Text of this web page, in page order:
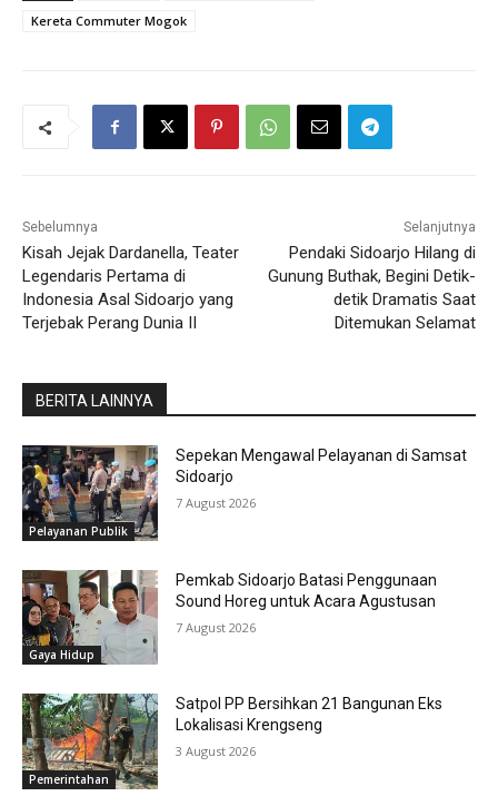
Kereta Commuter Mogok
Sebelumnya
Kisah Jejak Dardanella, Teater
Legendaris Pertama di
Indonesia Asal Sidoarjo yang
Terjebak Perang Dunia II
Selanjutnya
Pendaki Sidoarjo Hilang di
Gunung Buthak, Begini Detik-
detik Dramatis Saat
Ditemukan Selamat
BERITA LAINNYA
Pelayanan Publik
Sepekan Mengawal Pelayanan di Samsat
Sidoarjo
7 August 2026
Gaya Hidup
Pemkab Sidoarjo Batasi Penggunaan
Sound Horeg untuk Acara Agustusan
7 August 2026
Pemerintahan
Satpol PP Bersihkan 21 Bangunan Eks
Lokalisasi Krengseng
3 August 2026